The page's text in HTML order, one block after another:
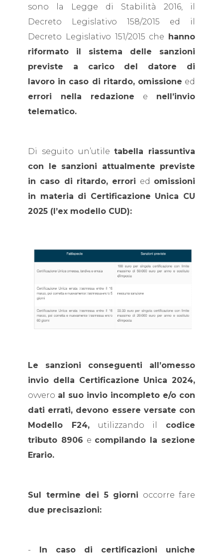
sono la Legge di Stabilità 2016, il
Decreto Legislativo 158/2015 ed il
Decreto Legislativo 151/2015 che hanno
riformato il sistema delle sanzioni
previste a carico del datore di
lavoro in caso di ritardo, omissione ed
errori nella redazione e nell’invio
telematico.
Di seguito un’utiletabella riassuntiva
con le sanzioni attualmente previste
in caso di ritardo, errori ed omissioni
in materia di Certificazione Unica CU
2025 (l’ex modello CUD):
Le sanzioni conseguenti all’omesso
invio della Certificazione Unica 2024,
ovvero al suo invio incompleto e/o con
dati errati, devono essere versate con
Modello F24,utilizzando il codice
tributo 8906 e compilando la sezione
Erario.
Sul termine dei 5 giorni occorre fare
due precisazioni:
- In caso di certificazioni uniche